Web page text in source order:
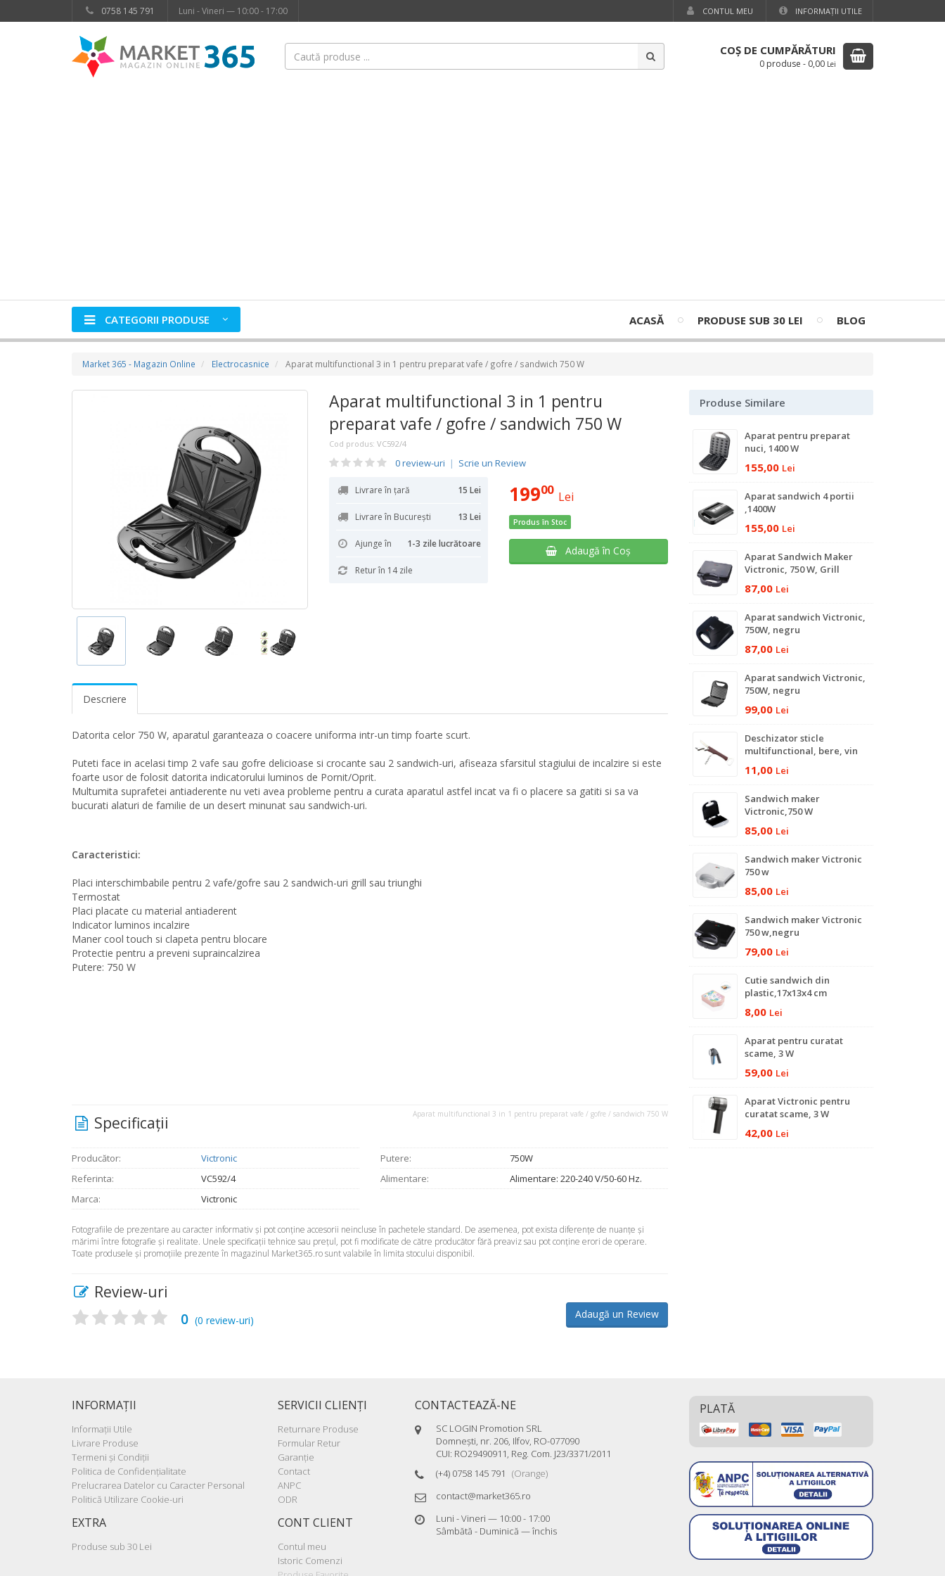
0758 145 791 Luni - Vineri — 10:00 - 17:00 CONTUL MEU INFORMAŢII UTILE
COŞ DE CUMPĂRĂTURI
0 produse - 0,00 Lei
CATEGORII PRODUSE ACASĂ PRODUSE SUB 30 LEI BLOG
Market 365 - Magazin Online Electrocasnice Aparat multifunctional 3 in 1 pentru preparat vafe / gofre / sandwich 750 W
Aparat multifunctional 3 in 1 pentru
preparat vafe / gofre / sandwich 750 W
Cod produs: VC592/4
0 review-uri | Scrie un Review
Livrare în țară 15 Lei
Livrare în București 13 Lei
Ajunge în 1-3 zile lucrătoare
Retur în 14 zile
19900 Lei
Produs în Stoc
Adaugă în Coş
Descriere
Datorita celor 750 W, aparatul garanteaza o coacere uniforma intr-un timp foarte scurt.
Puteti face in acelasi timp 2 vafe sau gofre delicioase si crocante sau 2 sandwich-uri, afiseaza sfarsitul stagiului de incalzire si este
foarte usor de folosit datorita indicatorului luminos de Pornit/Oprit.
Multumita suprafetei antiaderente nu veti avea probleme pentru a curata aparatul astfel incat va fi o placere sa gatiti si sa va
bucurati alaturi de familie de un desert minunat sau sandwich-uri.
Caracteristici:
Placi interschimbabile pentru 2 vafe/gofre sau 2 sandwich-uri grill sau triunghi
Termostat
Placi placate cu material antiaderent
Indicator luminos incalzire
Maner cool touch si clapeta pentru blocare
Protectie pentru a preveni supraincalzirea
Putere: 750 W
Aparat multifunctional 3 in 1 pentru preparat vafe / gofre / sandwich 750 W
Specificaţii
Producător:
Victronic
Referinta:
VC592/4
Marca:
Victronic
Putere:
750W
Alimentare:
Alimentare: 220-240 V/50-60 Hz.
Fotografiile de prezentare au caracter informativ şi pot conţine accesorii neincluse în pachetele standard. De asemenea, pot exista diferenţe de nuanţe şi
mărimi între fotografie şi realitate. Unele specificaţii tehnice sau preţul, pot fi modificate de către producător fără preaviz sau pot conţine erori de operare.
Toate produsele şi promoţiile prezente în magazinul Market365.ro sunt valabile în limita stocului disponibil.
Review-uri
Adaugă un Review
0 (0 review-uri)
Produse Similare
Aparat pentru preparat
nuci, 1400 W
155,00 Lei
Aparat sandwich 4 portii
,1400W
155,00 Lei
Aparat Sandwich Maker
Victronic, 750 W, Grill
87,00 Lei
Aparat sandwich Victronic,
750W, negru
87,00 Lei
Aparat sandwich Victronic,
750W, negru
99,00 Lei
Deschizator sticle
multifunctional, bere, vin
11,00 Lei
Sandwich maker
Victronic,750 W
85,00 Lei
Sandwich maker Victronic
750 w
85,00 Lei
Sandwich maker Victronic
750 w,negru
79,00 Lei
Cutie sandwich din
plastic,17x13x4 cm
8,00 Lei
Aparat pentru curatat
scame, 3 W
59,00 Lei
Aparat Victronic pentru
curatat scame, 3 W
42,00 Lei
INFORMAŢII
Informaţii Utile
Livrare Produse
Termeni şi Condiţii
Politica de Confidenţialitate
Prelucrarea Datelor cu Caracter Personal
Politică Utilizare Cookie-uri
EXTRA
Produse sub 30 Lei
SERVICII CLIENŢI
Returnare Produse
Formular Retur
Garanţie
Contact
ANPC
ODR
CONT CLIENT
Contul meu
Istoric Comenzi
CONTACTEAZĂ-NE
SC LOGIN Promotion SRL
Domneşti, nr. 206, Ilfov, RO-077090
CUI: RO29490911, Reg. Com. J23/3371/2011
(+4) 0758 145 791 (Orange)
contact@market365.ro
Luni - Vineri — 10:00 - 17:00
Sâmbătă - Duminică — închis
PLATĂ